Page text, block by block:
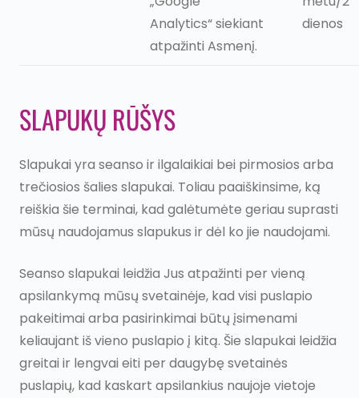
Apie mus
Kontaktai
Analytics“ siekiant
atpažinti Asmenį.
dienos
SLAPUKŲ RŪŠYS
Slapukai yra seanso ir ilgalaikiai bei pirmosios arba
trečiosios šalies slapukai. Toliau paaiškinsime, ką
reiškia šie terminai, kad galėtumėte geriau suprasti
mūsų naudojamus slapukus ir dėl ko jie naudojami.
Seanso slapukai leidžia Jus atpažinti per vieną
apsilankymą mūsų svetainėje, kad visi puslapio
pakeitimai arba pasirinkimai būtų įsimenami
keliaujant iš vieno puslapio į kitą. Šie slapukai leidžia
greitai ir lengvai eiti per daugybę svetainės
puslapių, kad kaskart apsilankius naujoje vietoje